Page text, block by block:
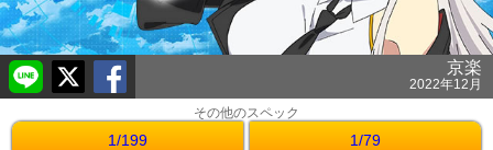
京楽
2022年12月
その他のスペック
1/199 1/79